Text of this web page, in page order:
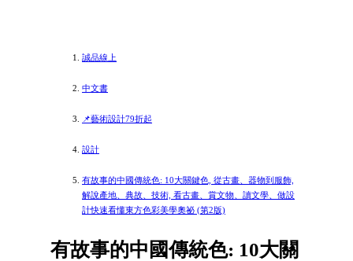
誠品線上
中文書
📌藝術設計79折起
設計
有故事的中國傳統色: 10大關鍵色, 從古畫、器物到服飾,
解說產地、典故、技術, 看古畫、賞文物、讀文學、做設
計快速看懂東方色彩美學奧祕 (第2版)
有故事的中國傳統色: 10大關